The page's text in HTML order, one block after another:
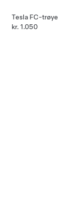
Tesla FC-trøye
kr. 1.050